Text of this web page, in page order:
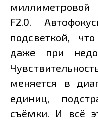
F2.0.
подсветкой,
даже при
меняется в
единиц,
съёмки. И всё